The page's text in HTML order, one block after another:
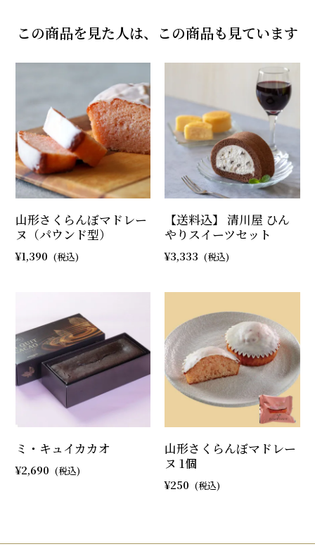
この商品を見た人は、この商品も見ています
山形さくらんぼマドレー
ヌ（パウンド型）
1,390
【送料込】 清川屋 ひん
やりスイーツセット
3,333
ミ・キュイカカオ
2,690
山形さくらんぼマドレー
ヌ 1個
250